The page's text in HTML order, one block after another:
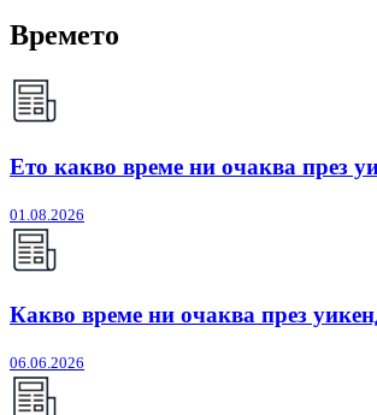
Времето
Ето какво време ни очаква през
01.08.2026
Какво време ни очаква през
06.06.2026